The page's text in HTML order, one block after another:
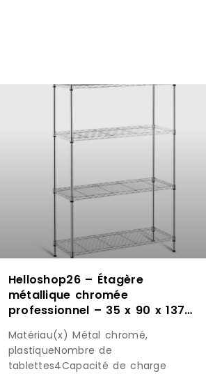
Helloshop26 – Étagère
métallique chromée
professionnel – 35 x 90 x 137
cm – 120 kg 14_0001534 –
métal 3000187158980
Matériau(x) Métal chromé,
plastiqueNombre de
tablettes4Capacité de charge